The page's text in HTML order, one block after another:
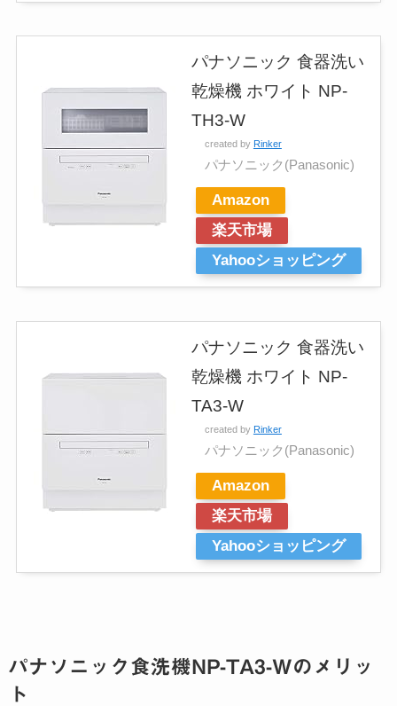
パナソニック 食器洗い
乾燥機 ホワイト NP-
TH3-W
created by Rinker
パナソニック(Panasonic)
Amazon
楽天市場
Yahooショッピング
パナソニック 食器洗い
乾燥機 ホワイト NP-
TA3-W
created by Rinker
パナソニック(Panasonic)
Amazon
楽天市場
Yahooショッピング
パナソニック食洗機NP-TA3-Wのメリッ
ト